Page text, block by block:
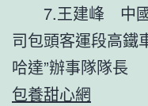
7.王建峰 中
司包頭客運段高鐵
哈達”辦事隊隊長
包養甜心網